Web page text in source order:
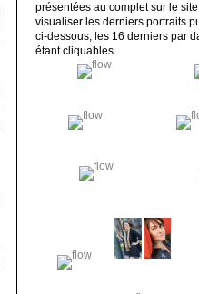
présentées au complet sur le site
visualiser les derniers portraits
ci-dessous, les 16 derniers par
étant cliquables.